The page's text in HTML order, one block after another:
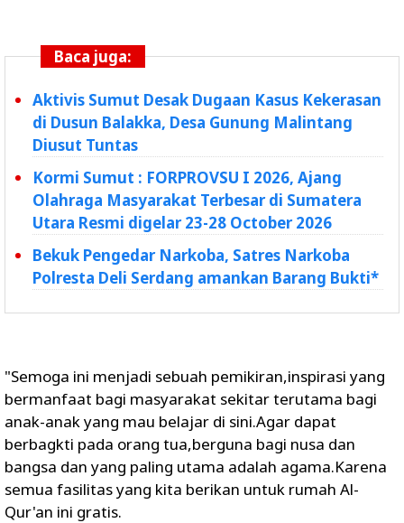
Baca juga:
Aktivis Sumut Desak Dugaan Kasus Kekerasan
di Dusun Balakka, Desa Gunung Malintang
Diusut Tuntas
Kormi Sumut : FORPROVSU I 2026, Ajang
Olahraga Masyarakat Terbesar di Sumatera
Utara Resmi digelar 23-28 October 2026
Bekuk Pengedar Narkoba, Satres Narkoba
Polresta Deli Serdang amankan Barang Bukti*
"Semoga ini menjadi sebuah pemikiran,inspirasi yang
bermanfaat bagi masyarakat sekitar terutama bagi
anak-anak yang mau belajar di sini.Agar dapat
berbagkti pada orang tua,berguna bagi nusa dan
bangsa dan yang paling utama adalah agama.Karena
semua fasilitas yang kita berikan untuk rumah Al-
Qur'an ini gratis.